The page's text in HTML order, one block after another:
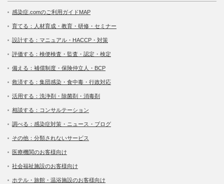
感染症.comのご利用ガイドMAP
育てる：人材育成・教育・研修・セミナー
設計する：マニュアル・HACCP・対策
評価する：検便検査・監査・認定・検定
備える：補償制度・保険仲立人・BCP
救済する：集団感染・食中毒・行政対応
活用する：洗浄剤・除菌剤・消毒剤
相談する：コンサルテーション
調べる：感染症対策・ニュース・ブログ
その他：分類されないサービス
医療機関のお客様向け
社会福祉施設のお客様向け
ホテル・旅館・温浴施設のお客様向け